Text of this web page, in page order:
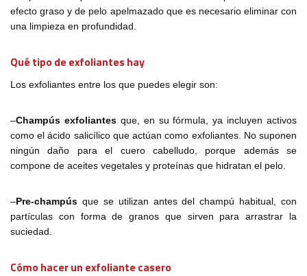
efecto graso y de pelo apelmazado que es necesario eliminar con
una limpieza en profundidad.
Qué tipo de exfoliantes hay
Los exfoliantes entre los que puedes elegir son:
–Champús exfoliantesque, en su fórmula, ya incluyen activos
como el ácido salicílico que actúan como exfoliantes. No suponen
ningún daño para el cuero cabelludo, porque además se
compone de aceites vegetales y proteínas que hidratan el pelo.
–Pre-champús que se utilizan antes del champú habitual, con
partículas con forma de granos que sirven para arrastrar la
suciedad.
Cómo hacer un exfoliante casero